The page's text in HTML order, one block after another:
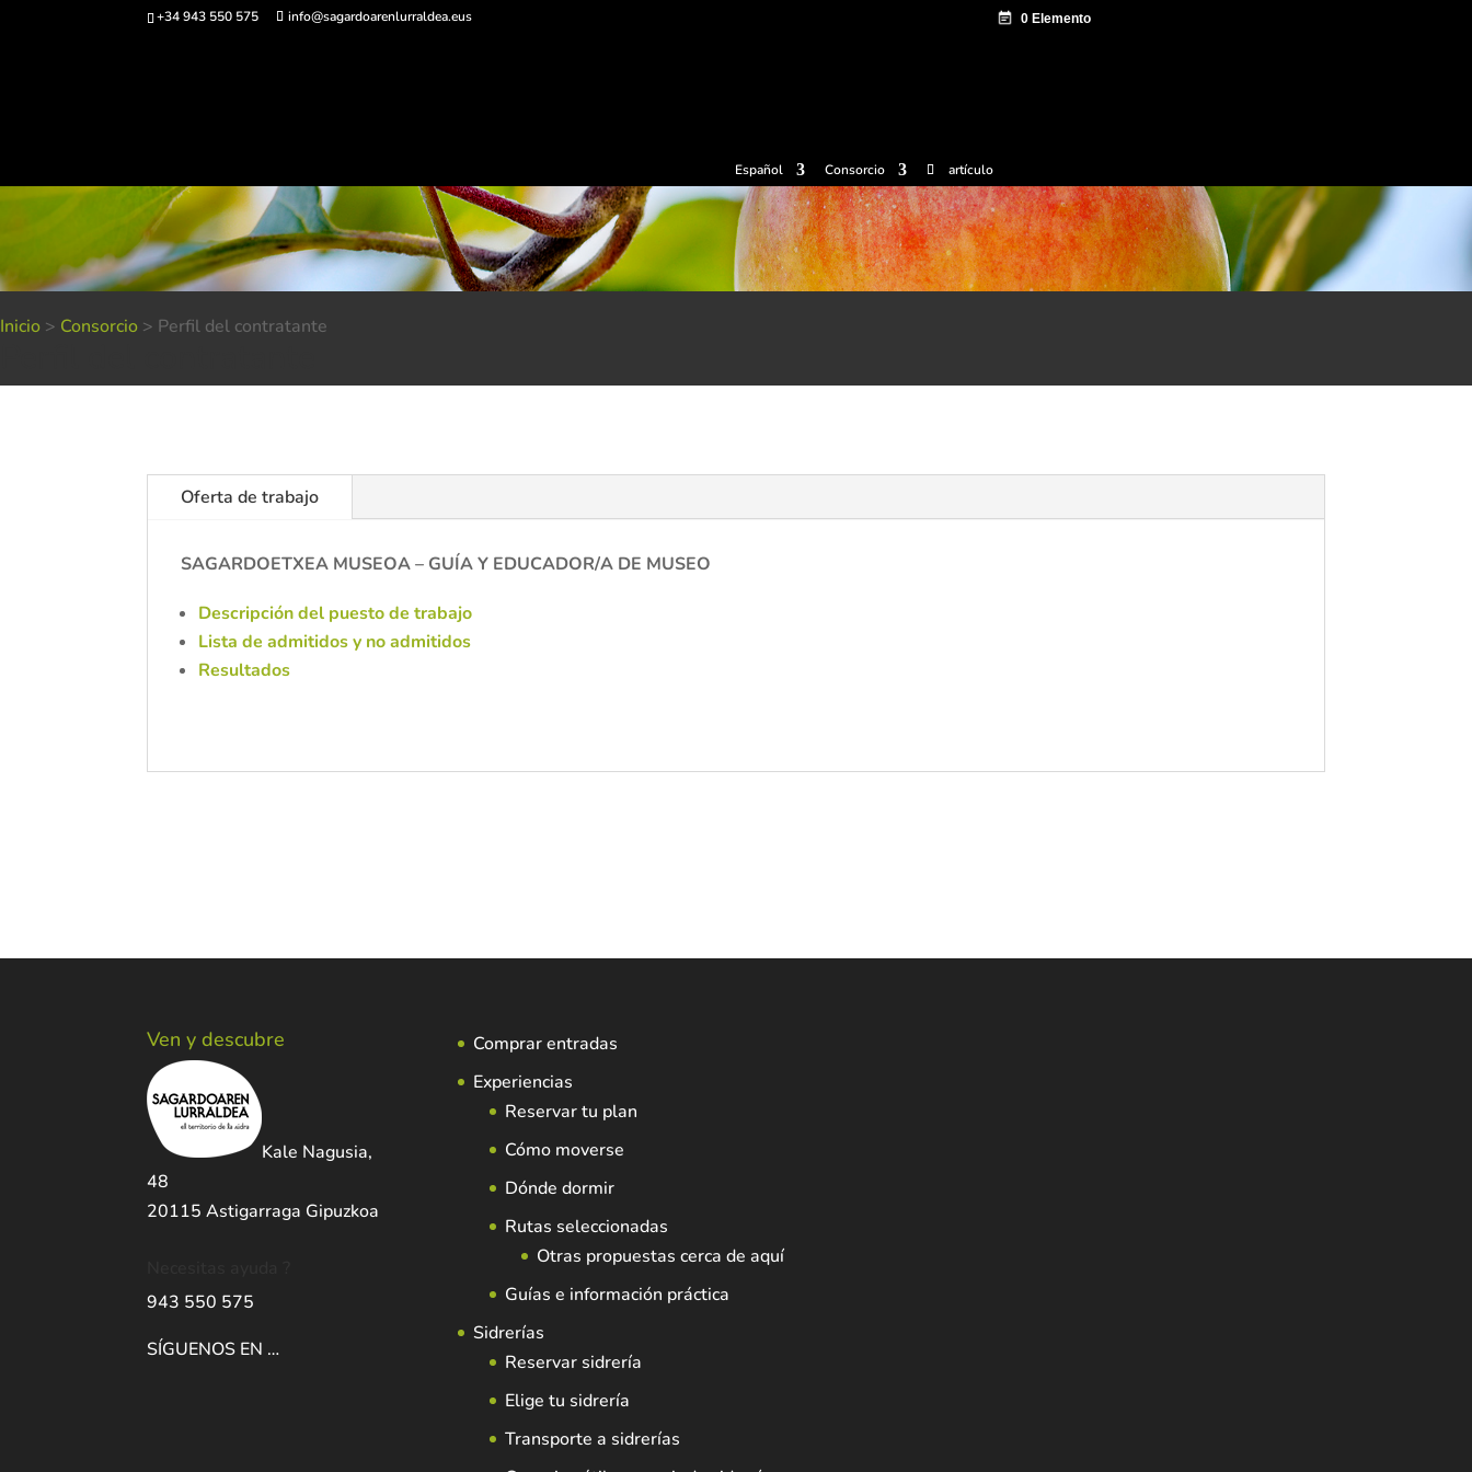
+34 943 550 575 info@sagardoarenlurraldea.eus
Español Consorcio artículo
Inicio > Consorcio > Perfil del contratante
Oferta de trabajo
SAGARDOETXEA MUSEOA – GUÍA Y EDUCADOR/A DE MUSEO
Descripción del puesto de trabajo
Lista de admitidos y no admitidos
Resultados
Ven y descubre
Kale Nagusia,
48
20115 Astigarraga Gipuzkoa
943 550 575
SÍGUENOS EN …
Comprar entradas
Experiencias
Reservar tu plan
Cómo moverse
Dónde dormir
Rutas seleccionadas
Otras propuestas cerca de aquí
Guías e información práctica
Sidrerías
Reservar sidrería
Elige tu sidrería
Transporte a sidrerías